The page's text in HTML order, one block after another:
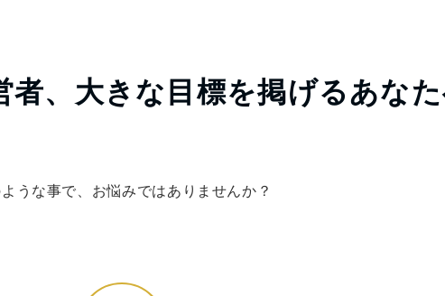
、大きな目標を掲げるあなた
うな事で、お悩みではありませんか？